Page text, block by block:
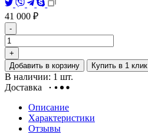
41 000 ₽
-
+
Добавить в корзину
Купить в 1 клик
В наличии: 1 шт.
Доставка
Описание
Характеристики
Отзывы